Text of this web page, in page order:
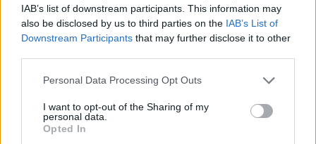
IAB’s list of downstream participants. This information may
also be disclosed by us to third parties on the IAB’s List of
Downstream Participants that may further disclose it to other
Please note that this website/app uses one or more Google
not limited to your visit or usage behaviour. You may click to
grant or deny consent to Google and its third-party tags to
use your data for below specified purposes in below Google
Personal Data Processing Opt Outs
I want to opt-out of the Sharing of my
personal data.
Opted In
Ádámot, aki a történtek után biztos nem szeretne újra
börtönbe kerülni.